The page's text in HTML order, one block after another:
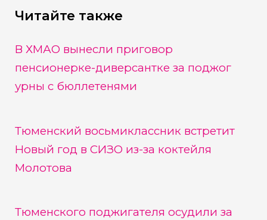
Читайте также
В ХМАО вынесли приговор
пенсионерке-диверсантке за поджог
урны с бюллетенями
Тюменский восьмиклассник встретит
Новый год в СИЗО из-за коктейля
Молотова
Тюменского поджигателя осудили за